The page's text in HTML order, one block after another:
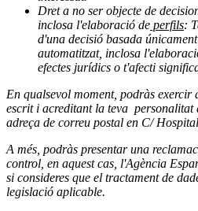
Dret a no ser objecte de
inclosa l'elaboració de perfils:
d'una decisió basada
automatitzat, inclosa
efectes jurídics o t'afecti
En qualsevol moment, podràs exercir
escrit i acreditant la teva personalitat
adreça de correu postal en C/
A més, podràs presentar una
control, en aquest cas, l'Agència
si consideres que el tractament de
legislació aplicable.